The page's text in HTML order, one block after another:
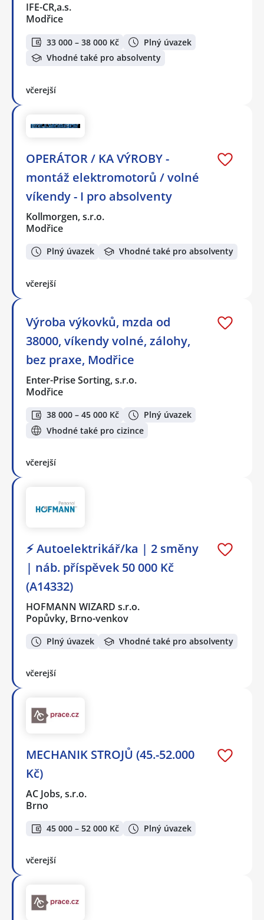
IFE-CR,a.s.
Modřice
33 000 – 38 000 Kč
Plný úvazek
Vhodné také pro absolventy
včerejší
OPERÁTOR / KA VÝROBY -
montáž elektromotorů / volné
víkendy - I pro absolventy
Kollmorgen, s.r.o.
Modřice
Plný úvazek Vhodné také pro absolventy
včerejší
Výroba výkovků, mzda od
38000, víkendy volné, zálohy,
bez praxe, Modřice
Enter-Prise Sorting, s.r.o.
Modřice
38 000 – 45 000 Kč
Plný úvazek
Vhodné také pro cizince
včerejší
⚡ Autoelektrikář/ka | 2 směny
| náb. příspěvek 50 000 Kč
(A14332)
HOFMANN WIZARD s.r.o.
Popůvky, Brno-venkov
Plný úvazek Vhodné také pro absolventy
včerejší
MECHANIK STROJŮ (45.-52.000
Kč)
AC Jobs, s.r.o.
Brno
45 000 – 52 000 Kč Plný úvazek
včerejší